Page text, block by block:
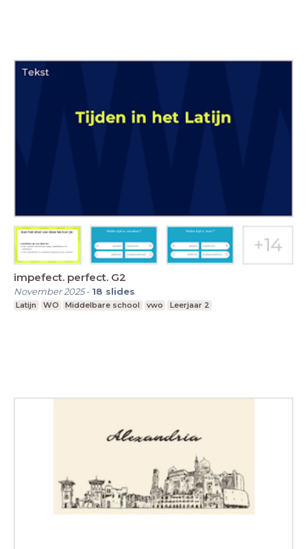
impefect. perfect. G2
November 2025- 18 slides
Latijn WO Middelbare school vwo Leerjaar 2